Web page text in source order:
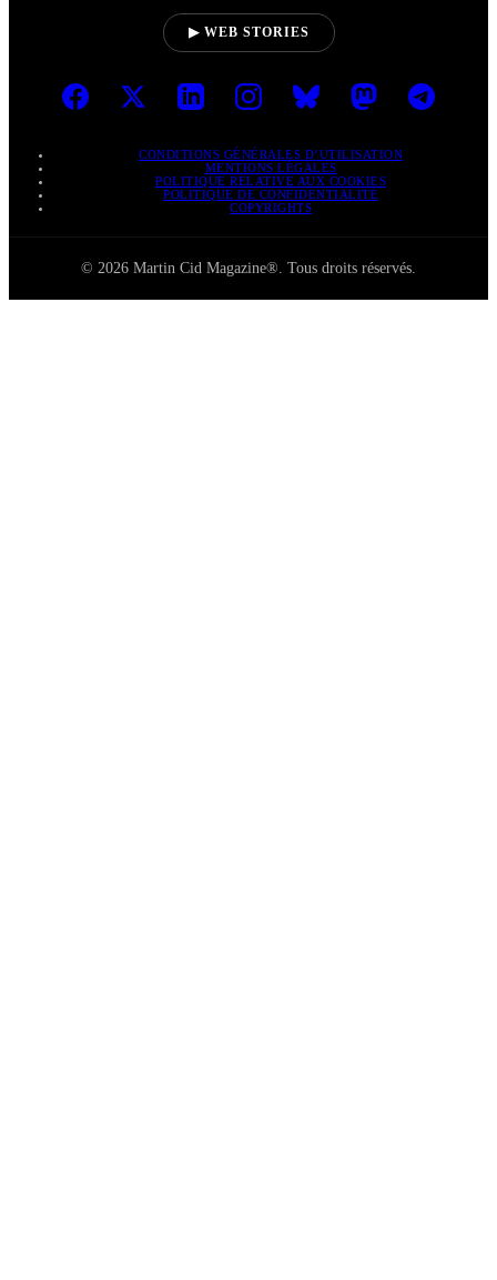
▶ WEB STORIES
CONDITIONS GÉNÉRALES D’UTILISATION
MENTIONS LÉGALES
POLITIQUE RELATIVE AUX COOKIES
POLITIQUE DE CONFIDENTIALITÉ
COPYRIGHTS
© 2026 Martin Cid Magazine®. Tous droits réservés.